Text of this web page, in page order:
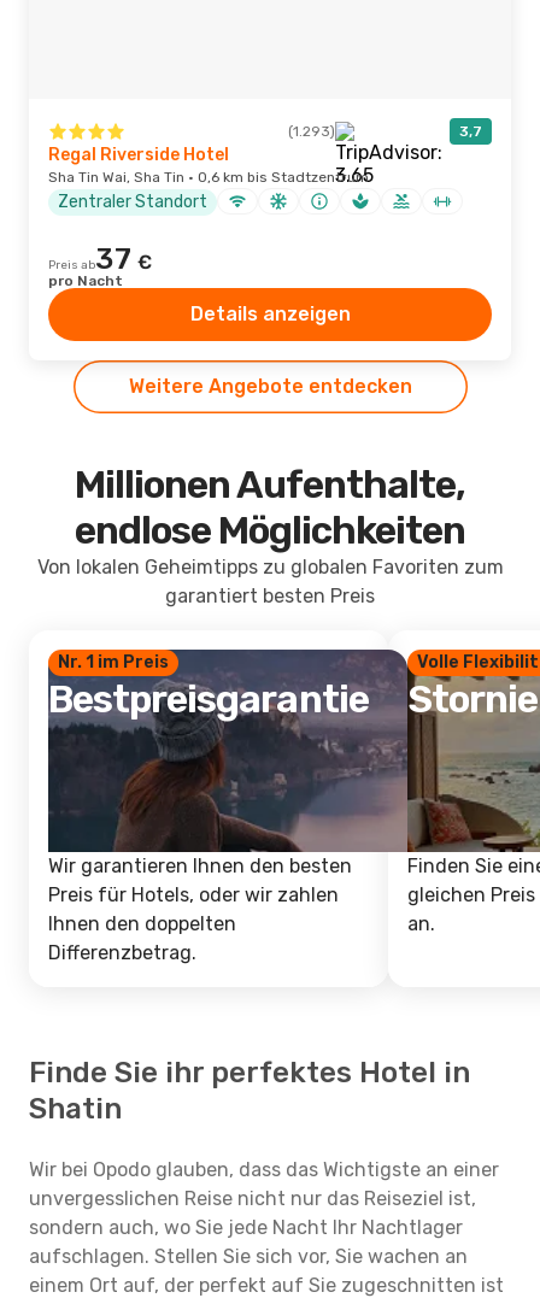
(1.293) 3,7
Regal Riverside Hotel
Sha Tin Wai, Sha Tin · 0,6 km bis Stadtzentrum
Zentraler Standort
Preis ab37 €
pro Nacht
Details anzeigen
Weitere Angebote entdecken
Millionen Aufenthalte,
endlose Möglichkeiten
Von lokalen Geheimtipps zu globalen Favoriten zum
garantiert besten Preis
Nr. 1 im Preis
Bestpreisgarantie
Wir garantieren Ihnen den besten
Preis für Hotels, oder wir zahlen
Ihnen den doppelten
Differenzbetrag.
Volle
Finden Sie
gleichen
an.
Finde Sie ihr perfektes Hotel in
Shatin
Wir bei Opodo glauben, dass das Wichtigste an einer
unvergesslichen Reise nicht nur das Reiseziel ist,
sondern auch, wo Sie jede Nacht Ihr Nachtlager
aufschlagen. Stellen Sie sich vor, Sie wachen an
einem Ort auf, der perfekt auf Sie zugeschnitten ist